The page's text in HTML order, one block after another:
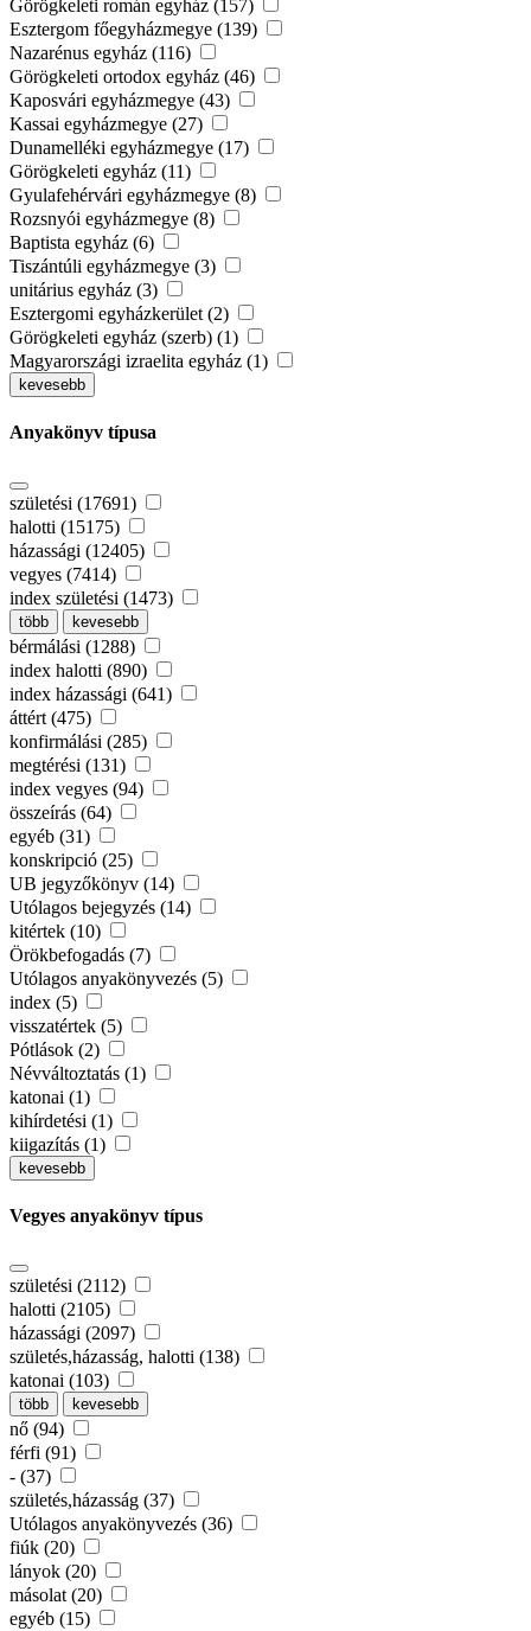
Görögkeleti román egyház (157)
Esztergom főegyházmegye (139)
Nazarénus egyház (116)
Görögkeleti ortodox egyház (46)
Kaposvári egyházmegye (43)
Kassai egyházmegye (27)
Dunamelléki egyházmegye (17)
Görögkeleti egyház (11)
Gyulafehérvári egyházmegye (8)
Rozsnyói egyházmegye (8)
Baptista egyház (6)
Tiszántúli egyházmegye (3)
unitárius egyház (3)
Esztergomi egyházkerület (2)
Görögkeleti egyház (szerb) (1)
Magyarországi izraelita egyház (1)
kevesebb
Anyakönyv típusa
születési (17691)
halotti (15175)
házassági (12405)
vegyes (7414)
index születési (1473)
több kevesebb
bérmálási (1288)
index halotti (890)
index házassági (641)
áttért (475)
konfirmálási (285)
megtérési (131)
index vegyes (94)
összeírás (64)
egyéb (31)
konskripció (25)
UB jegyzőkönyv (14)
Utólagos bejegyzés (14)
kitértek (10)
Örökbefogadás (7)
Utólagos anyakönyvezés (5)
index (5)
visszatértek (5)
Pótlások (2)
Névváltoztatás (1)
katonai (1)
kihírdetési (1)
kiigazítás (1)
kevesebb
Vegyes anyakönyv típus
születési (2112)
halotti (2105)
házassági (2097)
születés,házasság, halotti (138)
katonai (103)
több kevesebb
nő (94)
férfi (91)
- (37)
születés,házasság (37)
Utólagos anyakönyvezés (36)
fiúk (20)
lányok (20)
másolat (20)
egyéb (15)